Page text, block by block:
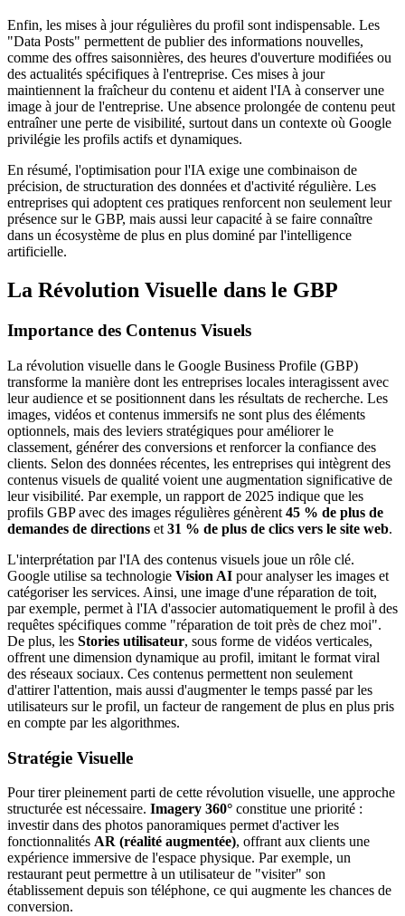
Enfin, les mises à jour régulières du profil sont indispensable. Les
"Data Posts" permettent de publier des informations nouvelles,
comme des offres saisonnières, des heures d'ouverture modifiées ou
des actualités spécifiques à l'entreprise. Ces mises à jour
maintiennent la fraîcheur du contenu et aident l'IA à conserver une
image à jour de l'entreprise. Une absence prolongée de contenu peut
entraîner une perte de visibilité, surtout dans un contexte où Google
privilégie les profils actifs et dynamiques.
En résumé, l'optimisation pour l'IA exige une combinaison de
précision, de structuration des données et d'activité régulière. Les
entreprises qui adoptent ces pratiques renforcent non seulement leur
présence sur le GBP, mais aussi leur capacité à se faire connaître
dans un écosystème de plus en plus dominé par l'intelligence
artificielle.
La Révolution Visuelle dans le GBP
Importance des Contenus Visuels
La révolution visuelle dans le Google Business Profile (GBP)
transforme la manière dont les entreprises locales interagissent avec
leur audience et se positionnent dans les résultats de recherche. Les
images, vidéos et contenus immersifs ne sont plus des éléments
optionnels, mais des leviers stratégiques pour améliorer le
classement, générer des conversions et renforcer la confiance des
clients. Selon des données récentes, les entreprises qui intègrent des
contenus visuels de qualité voient une augmentation significative de
leur visibilité. Par exemple, un rapport de 2025 indique que les
profils GBP avec des images régulières génèrent 45 % de plus de
demandes de directions et 31 % de plus de clics vers le site web.
L'interprétation par l'IA des contenus visuels joue un rôle clé.
Google utilise sa technologie Vision AI pour analyser les images et
catégoriser les services. Ainsi, une image d'une réparation de toit,
par exemple, permet à l'IA d'associer automatiquement le profil à des
requêtes spécifiques comme "réparation de toit près de chez moi".
De plus, les Stories utilisateur, sous forme de vidéos verticales,
offrent une dimension dynamique au profil, imitant le format viral
des réseaux sociaux. Ces contenus permettent non seulement
d'attirer l'attention, mais aussi d'augmenter le temps passé par les
utilisateurs sur le profil, un facteur de rangement de plus en plus pris
en compte par les algorithmes.
Stratégie Visuelle
Pour tirer pleinement parti de cette révolution visuelle, une approche
structurée est nécessaire. Imagery 360° constitue une priorité :
investir dans des photos panoramiques permet d'activer les
fonctionnalités AR (réalité augmentée), offrant aux clients une
expérience immersive de l'espace physique. Par exemple, un
restaurant peut permettre à un utilisateur de "visiter" son
établissement depuis son téléphone, ce qui augmente les chances de
conversion.